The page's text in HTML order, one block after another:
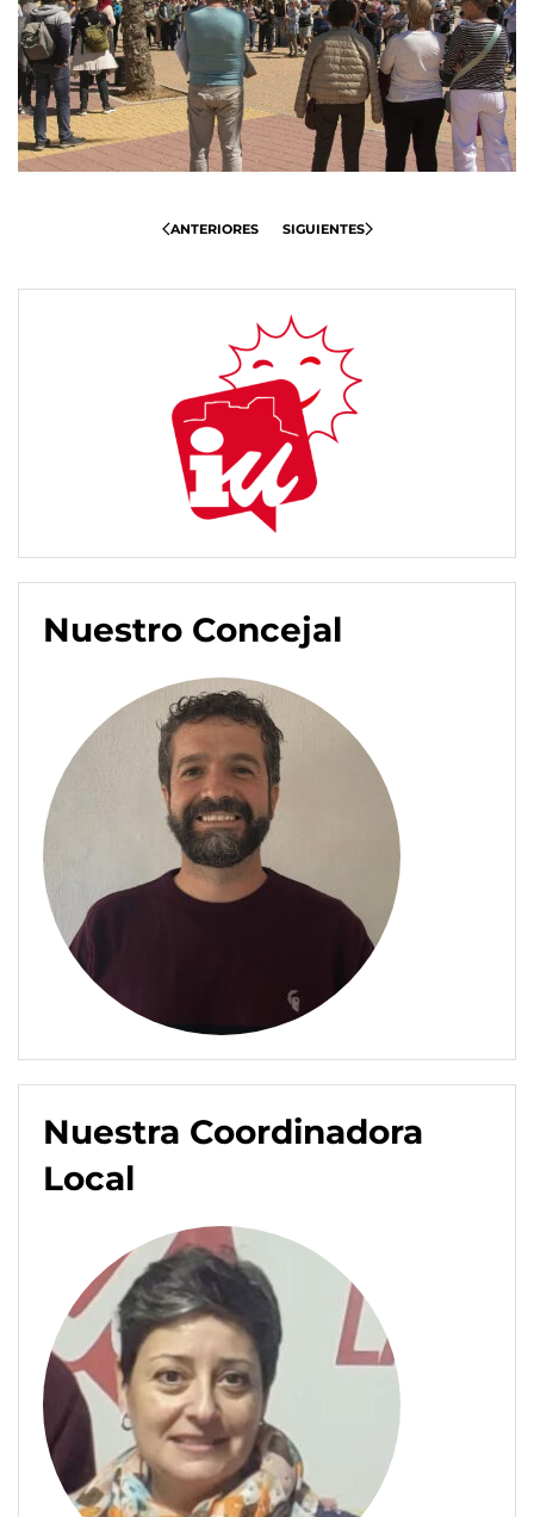
ANTERIORES SIGUIENTES
Nuestro Concejal
Nuestra Coordinadora
Local